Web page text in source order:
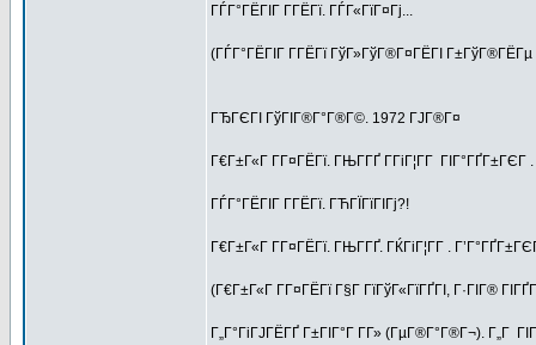
ГЃГ°ГЁГІГ Г­ГЁГї. ГЃГ«ГїГ¤Гј...
(ГЃГ°ГЁГІГ Г­ГЁГї ГўГ»ГўГ®Г¤ГЁГІ
ГЂГЄГІ ГўГІГ®Г°Г®Г©. 1972 ГЈГ®Г¤
Г€Г±Г«Г Г­Г¤ГЁГї. ГЊГ­ГҐ Г­ГіГ¦Г­Г ГІГ°ГҐГ±ГЄГ .
ГЃГ°ГЁГІГ Г­ГЁГї. ГЋГЇГїГІГј?!
Г€Г±Г«Г Г­Г¤ГЁГї. ГЊГ­ГҐ. ГЌГіГ¦Г­Г .
(Г€Г±Г«Г Г­Г¤ГЁГї Г§Г ГїГўГ«ГїГҐГІ, Г·ГІГ®
Г„Г°ГіГЈГЁГҐ Г±ГІГ°Г Г­Г» (ГµГ®Г°Г®Г¬). Г„Г